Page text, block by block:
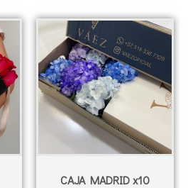
CAJA MADRID x10